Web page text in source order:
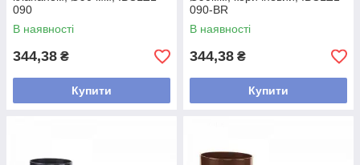
090
В наявності
344,38 ₴
Купити
090-BR
В наявності
344,38 ₴
Купити